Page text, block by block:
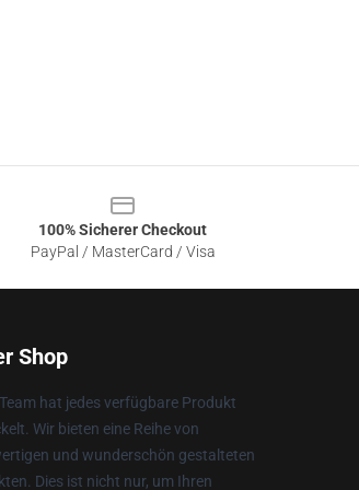
100% Sicherer Checkout
PayPal / MasterCard / Visa
Shop
hat jedes verfügbare Produkt
Wir bieten eine Reihe von
und wunderschön gestalteten
Dies ist nicht nur, um Ihren